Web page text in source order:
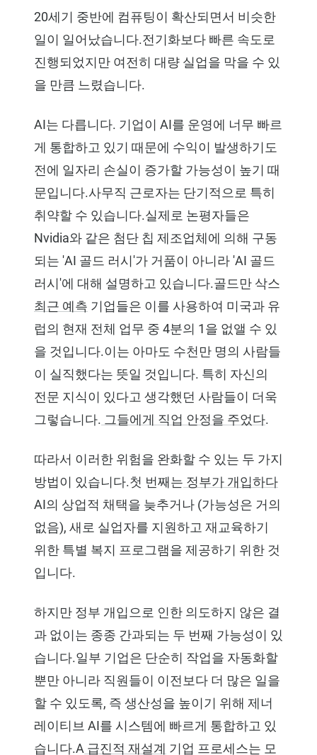
20세기 중반에 컴퓨팅이 확산되면서 비슷한
일이 일어났습니다.전기화보다 빠른 속도로
진행되었지만 여전히 대량 실업을 막을 수 있
을 만큼 느렸습니다.
AI는 다릅니다. 기업이 AI를 운영에 너무 빠르
게 통합하고 있기 때문에 수익이 발생하기도
전에 일자리 손실이 증가할 가능성이 높기 때
문입니다.사무직 근로자는 단기적으로 특히
취약할 수 있습니다.실제로 논평자들은
Nvidia와 같은 첨단 칩 제조업체에 의해 구동
되는 'AI 골드 러시'가 거품이 아니라 'AI 골드
러시'에 대해 설명하고 있습니다.골드만 삭스
최근 예측 기업들은 이를 사용하여 미국과 유
럽의 현재 전체 업무 중 4분의 1을 없앨 수 있
을 것입니다.이는 아마도 수천만 명의 사람들
이 실직했다는 뜻일 것입니다. 특히 자신의
전문 지식이 있다고 생각했던 사람들이 더욱
그렇습니다. 그들에게 직업 안정을 주었다.
따라서 이러한 위험을 완화할 수 있는 두 가지
방법이 있습니다.첫 번째는 정부가 개입하다
AI의 상업적 채택을 늦추거나 (가능성은 거의
없음), 새로 실업자를 지원하고 재교육하기
위한 특별 복지 프로그램을 제공하기 위한 것
입니다.
하지만 정부 개입으로 인한 의도하지 않은 결
과 없이는 종종 간과되는 두 번째 가능성이 있
습니다.일부 기업은 단순히 작업을 자동화할
뿐만 아니라 직원들이 이전보다 더 많은 일을
할 수 있도록, 즉 생산성을 높이기 위해 제너
레이티브 AI를 시스템에 빠르게 통합하고 있
습니다.A 급진적 재설계 기업 프로세스는 모